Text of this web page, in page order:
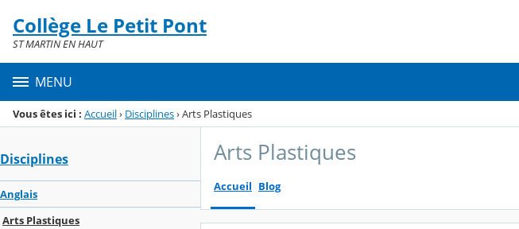
Menu de la rubrique
Contenu
Collège Le Petit Pont
ST MARTIN EN HAUT
MENU
Vous êtes ici : Accueil› Disciplines›Arts Plastiques
Disciplines
Anglais
Arts Plastiques
Arts Plastiques
Accueil Blog